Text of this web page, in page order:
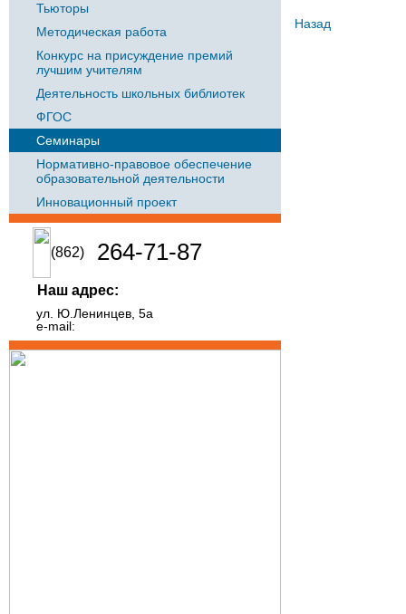
Тьюторы
Методическая работа
Конкурс на присуждение премий
лучшим учителям
Деятельность школьных библиотек
ФГОС
Семинары
Нормативно-правовое обеспечение
образовательной деятельности
Инновационный проект
(862) 264-71-87
Наш адрес:
ул. Ю.Ленинцев, 5а
e-mail:
Назад